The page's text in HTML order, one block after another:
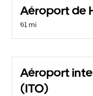
Aéroport de
61 mi
Aéroport
(ITO)